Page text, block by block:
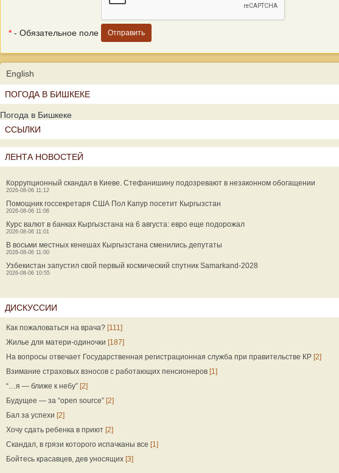
* - Обязательное поле
English
ПОГОДА В БИШКЕКЕ
Погода в Бишкеке
ССЫЛКИ
ЛЕНТА НОВОСТЕЙ
Коррупционный скандал в Киеве. Стефанишину подозревают в незаконном обогащении
2026-08-06 11:12
Помощник госсекретаря США Пол Капур посетит Кыргызстан
2026-08-06 11:06
Курс валют в банках Кыргызстана на 6 августа: евро еще подорожал
2026-08-06 11:01
В восьми местных кенешах Кыргызстана сменились депутаты
2026-08-06 11:00
Узбекистан запустил свой первый космический спутник Samarkand-2028
2026-08-06 10:55
ДИСКУССИИ
Как пожаловаться на врача? [111]
Жилье для матери-одиночки [187]
На вопросы отвечает Государственная регистрационная служба при правительстве КР [2]
Взимание страховых взносов с работающих пенсионеров [1]
“…я — ближе к небу” [2]
Будущее — за “open source” [2]
Бал за успехи [2]
Хочу сдать ребенка в приют [2]
Скандал, в грязи которого испачканы все [1]
Бойтесь красавцев, дев уносящих [3]